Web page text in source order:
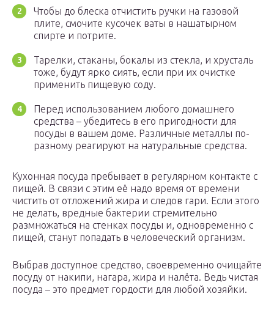
Чтобы до блеска отчистить ручки на газовой
плите, смочите кусочек ваты в нашатырном
спирте и потрите.
Тарелки, стаканы, бокалы из стекла, и хрусталь
тоже, будут ярко сиять, если при их очистке
применить пищевую соду.
Перед использованием любого домашнего
средства – убедитесь в его пригодности для
посуды в вашем доме. Различные металлы по-
разному реагируют на натуральные средства.
Кухонная посуда пребывает в регулярном контакте с
пищей. В связи с этим её надо время от времени
чистить от отложений жира и следов гари. Если этого
не делать, вредные бактерии стремительно
размножаться на стенках посуды и, одновременно с
пищей, станут попадать в человеческий организм.
Выбрав доступное средство, своевременно очищайте
посуду от накипи, нагара, жира и налёта. Ведь чистая
посуда – это предмет гордости для любой хозяйки.